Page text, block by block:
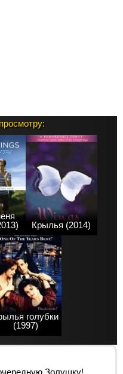
Крылья (2014)
голубки
(1997)
Золушку!